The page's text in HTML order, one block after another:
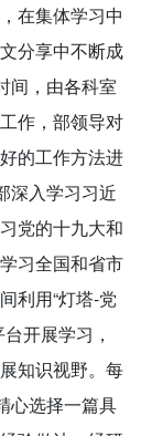
在集体学习中
分享中不断成
间，由各科室
作，部领导对
的工作方法进
深入学习习近
党的十九大和
习全国和省市
利用“灯塔-党
开展学习，
知识视野。每
心选择一篇具